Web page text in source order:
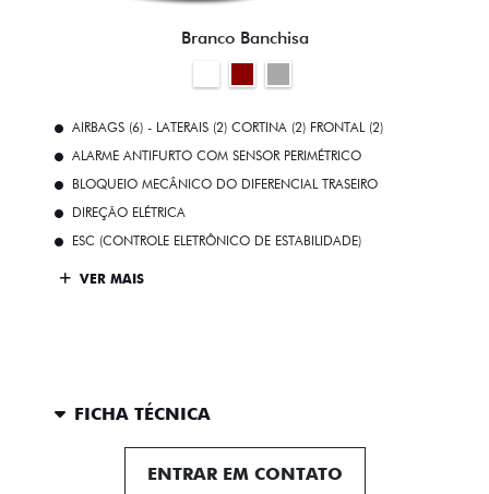
Branco Banchisa
AIRBAGS (6) - LATERAIS (2) CORTINA (2) FRONTAL (2)
ALARME ANTIFURTO COM SENSOR PERIMÉTRICO
BLOQUEIO MECÂNICO DO DIFERENCIAL TRASEIRO
DIREÇÃO ELÉTRICA
ESC (CONTROLE ELETRÔNICO DE ESTABILIDADE)
VER MAIS
FICHA TÉCNICA
ENTRAR EM CONTATO